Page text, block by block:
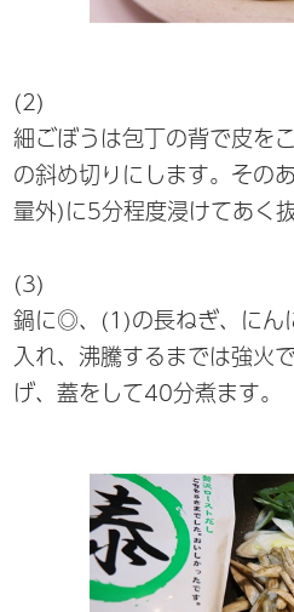
(2)
細ごぼうは包丁の背で皮を
の斜め切りにします。その
量外)に5分程度浸けてあく
(3)
鍋に◎、(1)の長ねぎ、にん
入れ、沸騰するまでは強火
げ、蓋をして40分煮ます。